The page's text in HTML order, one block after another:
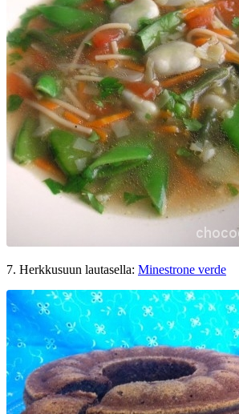
7. Herkkusuun lautasella: Minestrone verde